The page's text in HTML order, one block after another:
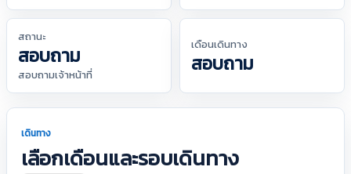
สถานะ
สอบถาม
สอบถามเจ้าหน้าที่
เดือนเดินทาง
สอบถาม
เดินทาง
เลือกเดือนและรอบเดินทาง